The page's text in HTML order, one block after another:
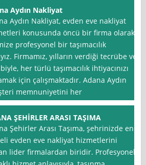
Aydın Nakliyat
Aydın Nakliyat, evden eve nakliyat
konusunda öncü bir firma olarak,
profesyonel bir taşımacılık
Firmamız, yılların verdiği tecrübe ve
her türlü taşımacılık ihtiyacınızı
için çalışmaktadır. Adana Aydın
memnuniyetini her
ŞEHİRLER ARASI TAŞIMA
Şehirler Arası Taşıma, şehrinizde en
evden eve nakliyat hizmetlerini
lider firmalardan biridir. Profesyonel